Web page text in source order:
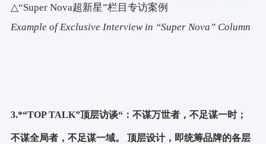
△“Super Nova超新星”栏目专访案例
Example of Exclusive Interview in “Super Nova” Column
3.*“TOP TALK”顶层访谈“：不谋万世者，不足谋一时；
不谋全局者，不足谋一域。 顶层设计，即统筹品牌的各层